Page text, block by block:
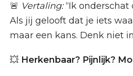
🚨 Vertaling:“Ik onderschat
Als jij gelooft dat je iets
maar een kans. Denk niet
💥 Herkenbaar? Pijnlijk?